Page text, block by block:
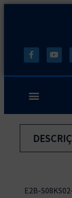
E2B-